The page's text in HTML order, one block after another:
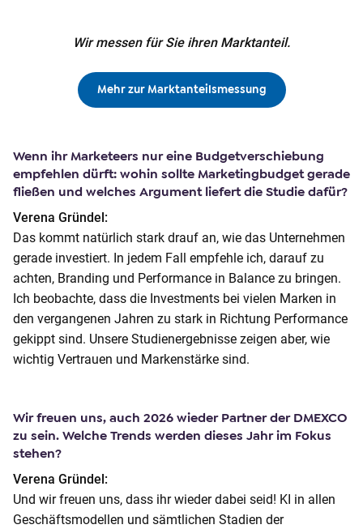
Wir messen für Sie ihren Marktanteil.
Mehr zur Marktanteilsmessung
Wenn ihr Marketeers nur eine Budgetverschiebung
empfehlen dürft: wohin sollte Marketingbudget gerade
fließen und welches Argument liefert die Studie dafür?
Verena Gründel:
Das kommt natürlich stark drauf an, wie das Unternehmen
gerade investiert. In jedem Fall empfehle ich, darauf zu
achten, Branding und Performance in Balance zu bringen.
Ich beobachte, dass die Investments bei vielen Marken in
den vergangenen Jahren zu stark in Richtung Performance
gekippt sind. Unsere Studienergebnisse zeigen aber, wie
wichtig Vertrauen und Markenstärke sind.
Wir freuen uns, auch 2026 wieder Partner der DMEXCO
zu sein. Welche Trends werden dieses Jahr im Fokus
stehen?
Verena Gründel:
Und wir freuen uns, dass ihr wieder dabei seid! KI in allen
Geschäftsmodellen und sämtlichen Stadien der